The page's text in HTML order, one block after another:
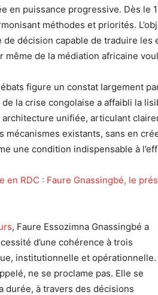
en puissance progressive. Dès le
méthodes et priorités.
de décision capable de traduire
de la médiation africaine
figure un constat largement
la crise congolaise a affaibli la
unifiée, articulant
mécanismes existants, sans en
une condition indispensable à
en RDC : Faure Gnassingbé, le
, Faure Essozimna Gnassingbé a
d’une cohérence à trois
institutionnelle et opérationnelle.
ne se proclame pas. Elle se
durée, à travers des décisions